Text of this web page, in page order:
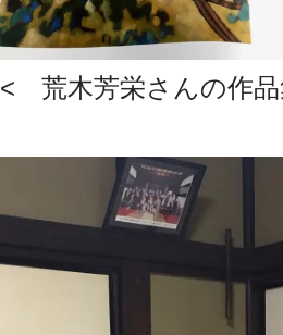
< 荒木芳栄さんの作